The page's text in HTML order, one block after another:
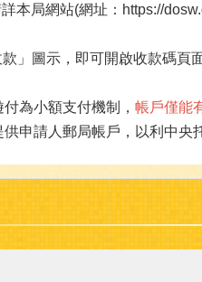
本局網站(網址：https://
」圖示，即可開啟收款碼頁面
為小額支付機制， 帳戶僅能
申請人郵局帳戶，以利中